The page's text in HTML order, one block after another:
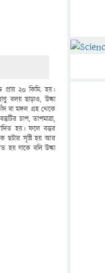
প্রায় ২০ কিমি. হয়।
বলয় ছাড়াও, উল্কা
বা মঙ্গল গ্রহ থেকে
চাপ, তাপমাত্রা,
হয়। ফলে বস্তুর
ছটার সৃষ্টি হয় আর
হয় যাকে বলি উল্কা